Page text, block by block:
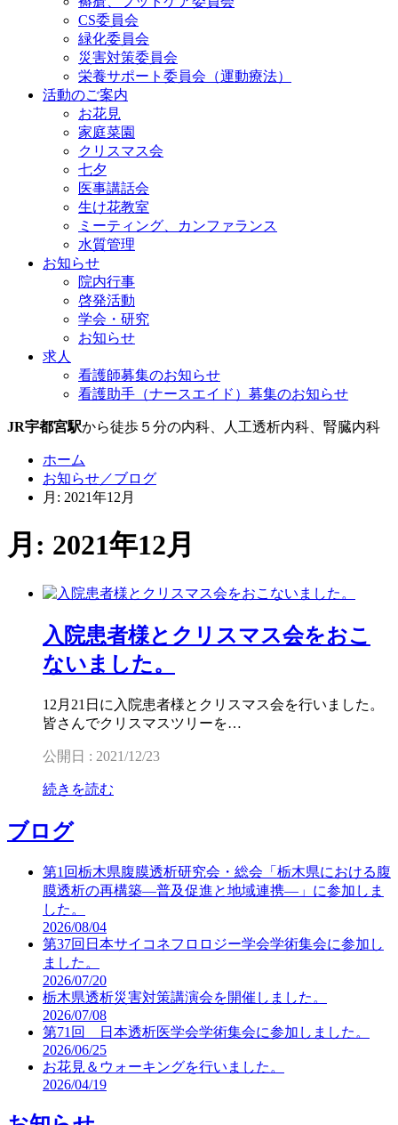
CS委員会
緑化委員会
災害対策委員会
栄養サポート委員会（運動療法）
活動のご案内
お花見
家庭菜園
クリスマス会
七夕
医事講話会
生け花教室
ミーティング、カンファランス
水質管理
お知らせ
院内行事
啓発活動
学会・研究
お知らせ
求人
看護師募集のお知らせ
看護助手（ナースエイド）募集のお知らせ
JR宇都宮駅から徒歩５分の内科、人工透析内科、腎臓内科
ホーム
お知らせ／ブログ
月: 2021年12月
月: 2021年12月
入院患者様とクリスマス会をおこ
ないました。
12月21日に入院患者様とクリスマス会を行いました。
皆さんでクリスマスツリーを…
公開日 : 2021/12/23
続きを読む
ブログ
第1回栃木県腹膜透析研究会・総会「栃木県における腹
膜透析の再構築―普及促進と地域連携―」に参加しま
した。
2026/08/04
第37回日本サイコネフロロジー学会学術集会に参加し
ました。
2026/07/20
栃木県透析災害対策講演会を開催しました。
2026/07/08
第71回 日本透析医学会学術集会に参加しました。
2026/06/25
お花見＆ウォーキングを行いました。
2026/04/19